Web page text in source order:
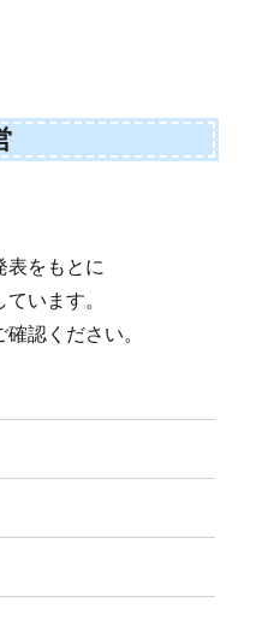
表をもとに
います。
認ください。